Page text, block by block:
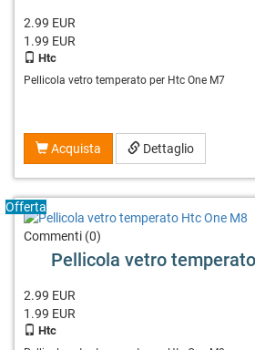
2.99 EUR
1.99 EUR
Htc
Pellicola vetro temperato per Htc One M7
Acquista Dettaglio
Offerta
Commenti (0)
Pellicola vetro
2.99 EUR
1.99 EUR
Htc